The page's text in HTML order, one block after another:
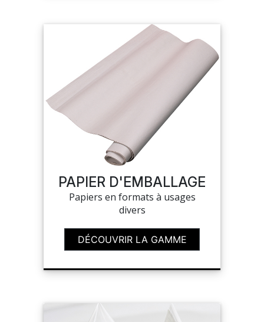
PAPIER D'EMBALLAGE
Papiers en formats à usages
divers
DÉCOUVRIR LA GAMME